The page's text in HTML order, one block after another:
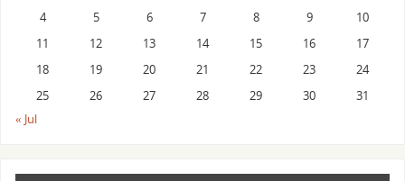
4
5 6 7 8 9
10
11
12 13 14 15 16
17
18
19 20 21 22 23
24
25
26 27 28 29 30
31
« Jul